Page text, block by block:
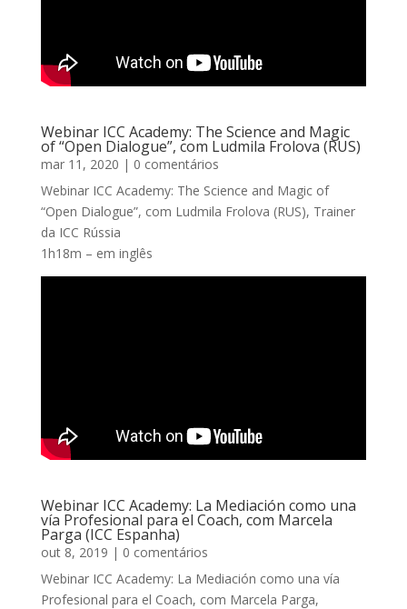
Webinar ICC Academy: The Science and Magic
of “Open Dialogue”, com Ludmila Frolova (RUS)
mar 11, 2020 | 0 comentários
Webinar ICC Academy: The Science and Magic of
“Open Dialogue”, com Ludmila Frolova (RUS), Trainer
da ICC Rússia
1h18m – em inglês
Webinar ICC Academy: La Mediación como una
vía Profesional para el Coach, com Marcela
Parga (ICC Espanha)
out 8, 2019 | 0 comentários
Webinar ICC Academy: La Mediación como una vía
Profesional para el Coach, com Marcela Parga,